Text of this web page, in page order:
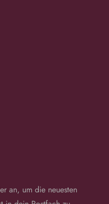
an, um die neuesten